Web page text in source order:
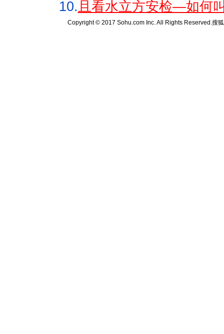
10.且看水立方安检—如何
Copyright © 2017 Sohu.com Inc. All Rights Reserved.搜